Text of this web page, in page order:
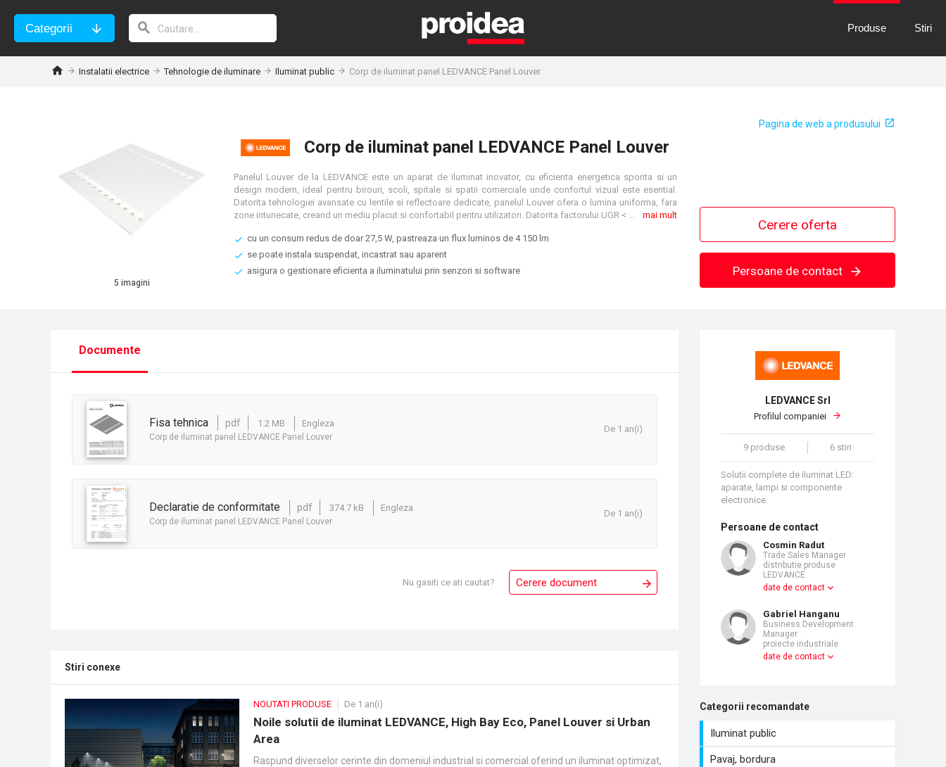
Categorii Produse Stiri
Instalatii electrice Tehnologie de iluminare Iluminat public Corp de iluminat panel LEDVANCE Panel Louver
Pagina de web a produsului
Corp de iluminat panel LEDVANCE Panel Louver
5 imagini
Panelul Louver de la LEDVANCE este un aparat de iluminat inovator, cu eficienta energetica sporita si un
design modern, ideal pentru birouri, scoli, spitale si spatii comerciale unde confortul vizual este esential.
Datorita tehnologiei avansate cu lentile si reflectoare dedicate, panelul Louver ofera o lumina uniforma, fara
zone intunecate, creand un mediu placut si confortabil pentru utilizatori. Datorita factorului UGR < 16 panelul minimizeaza disconfortul vizual, fiind ideal pentru spatii unde este necesara o lumina blanda si echilibrata, cum ar fi birourile, salile de clasa si zona de retail.
mai mult
cu un consum redus de doar 27,5 W, pastreaza un flux luminos de 4 150 lm
se poate instala suspendat, incastrat sau aparent
asigura o gestionare eficienta a iluminatului prin senzori si software
Cerere oferta
Persoane de contact
LEDVANCE Srl
Profilul companiei
9 produse 6 stiri
Solutii complete de iluminat LED:
aparate, lampi si componente
electronice.
Persoane de contact
Cosmin Radut
Trade Sales Manager
distributie produse
LEDVANCE
date de contact
Gabriel Hanganu
Business Development
Manager
proiecte industriale
date de contact
Categorii recomandate
Iluminat public
Pavaj, bordura
Documente
fisa tehnica pdf 1.2 MB Engleza
Corp de iluminat panel LEDVANCE Panel Louver
De 1 an(i)
declaratie de conformitate pdf 374.7 kB Engleza
Corp de iluminat panel LEDVANCE Panel Louver
De 1 an(i)
Nu gasiti ce ati cautat? Cerere document
Stiri conexe
NOUTATI PRODUSE De 1 an(i)
Noile solutii de iluminat LEDVANCE, High Bay Eco, Panel Louver si Urban
Area
Raspund diverselor cerinte din domeniul industrial si comercial oferind un iluminat optimizat,